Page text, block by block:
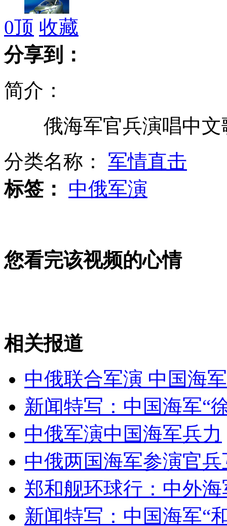
北京国际车展：亮点车型抢先看
开车走神追尾 爱车烧成废铁
男子酒后大闹派出所
《甄嬛传》庆功:陈建斌不认爱妃
山西运城恶犬咬伤多人 警民合力深夜将其击毙
女孩北京地铁殴打老人 痛下狠手拳打脚踢
无痛分娩是否安全 医生回应
外交部：反对强权政治霸凌主义
外交部：有关国家言论片面不公正
0顶 收藏
分享到：
简介：
俄海军官兵演唱中文
分类名称： 军情直击
标签：
中俄军演
您看完该视频的心情
相关报道
中俄联合军演 中国海
新闻特写：中国海军“
中俄军演中国海军兵力
中俄两国海军参演官
郑和舰环球行：中外
新闻特写：中国海军“